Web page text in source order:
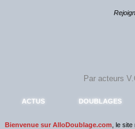
ACTUS DOUBLAGES
Bienvenue sur AlloDoublage.com , le